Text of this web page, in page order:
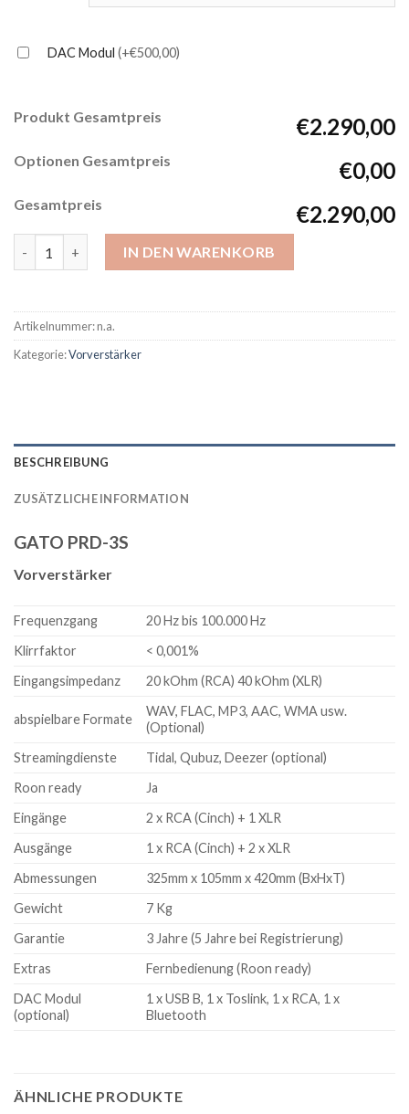
DAC Modul (+€500,00)
Produkt Gesamtpreis €2.290,00
Optionen Gesamtpreis €0,00
Gesamtpreis €2.290,00
GATO PRD-3S (Vorverstärker) Menge
IN DEN WARENKORB
Artikelnummer:n.a.
Kategorie:Vorverstärker
BESCHREIBUNG
ZUSÄTZLICHE INFORMATION
GATO PRD-3S
Vorverstärker
Frequenzgang
20 Hz bis 100.000 Hz
Klirrfaktor
< 0,001%
Eingangsimpedanz
20 kOhm (RCA) 40 kOhm (XLR)
abspielbare Formate
WAV, FLAC, MP3, AAC, WMA usw.
(Optional)
Streamingdienste
Tidal, Qubuz, Deezer (optional)
Roon ready
Ja
Eingänge
2 x RCA (Cinch) + 1 XLR
Ausgänge
1 x RCA (Cinch) + 2 x XLR
Abmessungen
325mm x 105mm x 420mm (BxHxT)
Gewicht
7 Kg
Garantie
3 Jahre (5 Jahre bei Registrierung)
Extras
Fernbedienung (Roon ready)
DAC Modul
(optional)
1 x USB B, 1 x Toslink, 1 x RCA, 1 x
Bluetooth
ÄHNLICHE PRODUKTE